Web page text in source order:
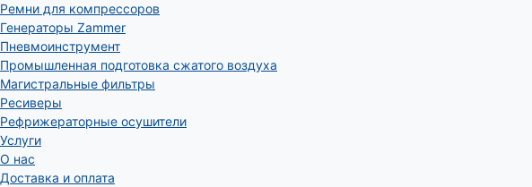
Ремни для компрессоров
Генераторы Zammer
Пневмоинструмент
Промышленная подготовка сжатого воздуха
Магистральные фильтры
Ресиверы
Рефрижераторные осушители
Услуги
О нас
Доставка и оплата